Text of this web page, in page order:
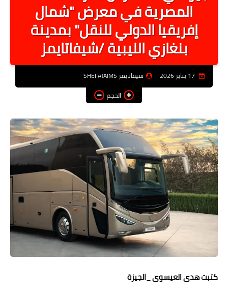
أخبار الرياصة
الطب البديل
منوعات
خدمات
عاجل
التعليم
الصحه
الطقس
معلومه قانونيه
تكنولوجيا المعلومات
حوادث وقضايا
المصرية في معرض "شمال
إفريقيا الدولي للنقل" بمدينة
بنغازي الليبية /شيفاتايمز
شيفاتايمز SHEFATAIMS
الحجم
كتبت هدى العيسوى _الجيزة